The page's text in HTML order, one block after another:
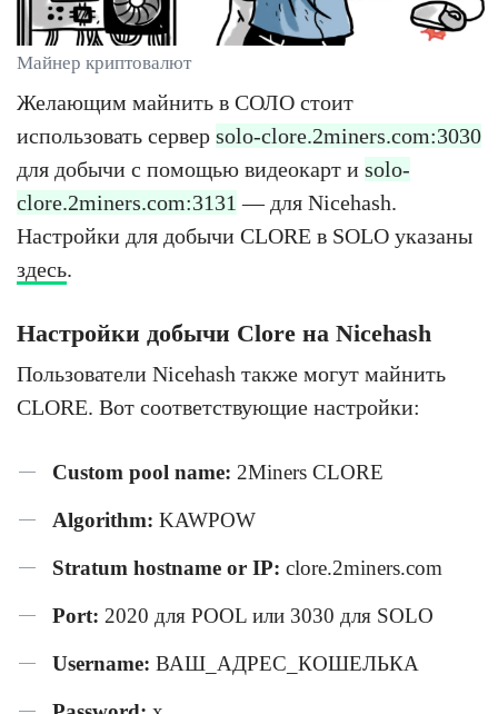
Майнер криптовалют
Желающим майнить в СОЛО стоит
использовать сервер solo-clore.2miners.com:3030
для добычи с помощью видеокарт и solo-
clore.2miners.com:3131 — для Nicehash.
Настройки для добычи CLORE в SOLO указаны
здесь.
Настройки добычи Clore на Nicehash
Пользователи Nicehash также могут майнить
CLORE. Вот соответствующие настройки:
Custom pool name: 2Miners CLORE
Algorithm: KAWPOW
Stratum hostname or IP: clore.2miners.com
Port: 2020 для POOL или 3030 для SOLO
Username: ВАШ_АДРЕС_КОШЕЛЬКА